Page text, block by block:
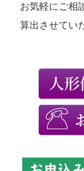
お気軽にご相
算出させてい